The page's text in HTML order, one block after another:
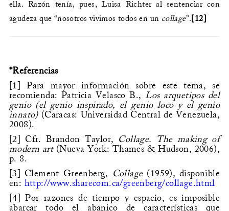
ella. Razón tenía, pues, Luisa Richter al sentenciar con
agudeza que “nosotros vivimos todos en un collage”. [12]
*Referencias
[1]
Para mayor información sobre este tema, se
recomienda: Patricia Velasco B.,Los arquetipos del
genio (el genio inspirado, el genio loco y el genio
innato)(Caracas: Universidad Central de Venezuela,
2008).
[2]
Cfr. Brandon Taylor, Collage. The making of
modern art(Nueva York: Thames & Hudson, 2006),
p. 8.
[3]
Clement Greenberg, Collage (1959),disponible
en: http://www.sharecom.ca/greenberg/collage.html
[4]
Por razones de tiempo y espacio, es imposible
abarcar todo el abanico de características que